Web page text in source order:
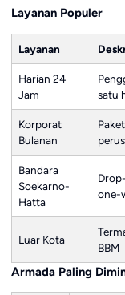
Layanan Populer
Layanan
Harian 24
Jam
satu
Korporat
Bulanan
Bandara
Soekarno-
Hatta
one-
Luar Kota
BBM
Armada Paling